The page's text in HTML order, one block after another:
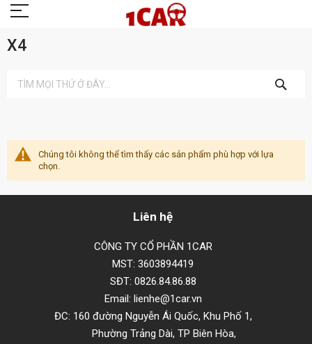
X4
KIẾM
Chúng tôi không thể tìm thấy các sản phẩm phù hợp với lựa
chọn.
Liên hệ
CÔNG TY CỔ PHẦN 1CAR
MST: 3603894419
SĐT: 0826.84.86.88
Email: lienhe@1car.vn
ĐC: 160 đường Nguyễn Ái Quốc, Khu Phố 1,
Phường Trảng Dài, TP Biên Hòa,